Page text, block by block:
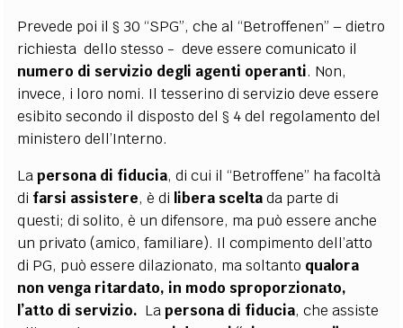
Prevede poi il § 30 “SPG”, che al “Betroffenen” – dietro
richiesta dello stesso - deve essere comunicato il
numero di servizio degli agenti operanti. Non,
invece, i loro nomi. Il tesserino di servizio deve essere
esibito secondo il disposto del § 4 del regolamento del
ministero dell’Interno.
Lapersona di fiducia, di cui il “Betroffene” ha facoltà
di farsi assistere, è di libera sceltada parte di
questi; di solito, è un difensore, ma può essere anche
un privato (amico, familiare). Il compimento dell’atto
di PG, può essere dilazionato, ma soltanto qualora
non venga ritardato, in modo sproporzionato,
l’atto di servizio. Lapersona di fiducia, che assiste